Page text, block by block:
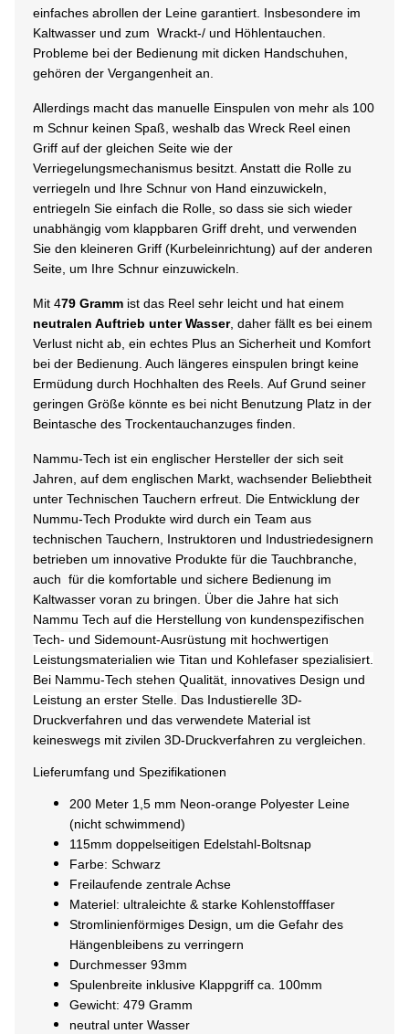
einfaches abrollen der Leine garantiert. Insbesondere im
Kaltwasser und zum Wrackt-/ und Höhlentauchen
Probleme bei der Bedienung mit dicken Handschuhen,
gehören der Vergangenheit an.
Allerdings macht das manuelle Einspulen von mehr als 100
m Schnur keinen Spaß, weshalb das Wreck Reel einen
Griff auf der gleichen Seite wie der
Verriegelungsmechanismus besitzt. Anstatt die Rolle zu
verriegeln und Ihre Schnur von Hand einzuwickeln,
entriegeln Sie einfach die Rolle, so dass sie sich wieder
unabhängig vom klappbaren Griff dreht, und verwenden
Sie den kleineren Griff (Kurbeleinrichtung) auf der anderen
Seite, um Ihre Schnur einzuwickeln.
Mit 479 Gramm ist das Reel sehr leicht und hat einem
neutralen Auftrieb unter Wasser, daher fällt es bei einem
Verlust nicht ab, ein echtes Plus an Sicherheit und Komfort
bei der Bedienung. Auch längeres einspulen bringt keine
Ermüdung durch Hochhalten des Reels. Auf Grund seiner
geringen Größe könnte es bei nicht Benutzung Platz in der
Beintasche des Trockentauchanzuges finden.
Nammu-Tech ist ein englischer Hersteller der sich seit
Jahren, auf dem englischen Markt, wachsender Beliebtheit
unter Technischen Tauchern erfreut. Die Entwicklung der
Nummu-Tech Produkte wird durch ein Team aus
technischen Tauchern, Instruktoren und Industriedesignern
betrieben um innovative Produkte für die Tauchbranche,
auch für die komfortable und sichere Bedienung im
Kaltwasser voran zu bringen. Über die Jahre hat sich
Nammu Tech auf die Herstellung von kundenspezifischen
Tech- und Sidemount-Ausrüstung mit hochwertigen
Leistungsmaterialien wie Titan und Kohlefaser spezialisiert.
Bei Nammu-Tech stehen Qualität, innovatives Design und
Leistung an erster Stelle. Das Industierelle 3D-
Druckverfahren und das verwendete Material ist
keineswegs mit zivilen 3D-Druckverfahren zu vergleichen.
Lieferumfang und Spezifikationen
200 Meter 1,5 mm Neon-orange Polyester Leine
(nicht schwimmend)
115mm doppelseitigen Edelstahl-Boltsnap
Farbe: Schwarz
Freilaufende zentrale Achse
Materiel: ultraleichte & starke Kohlenstofffaser
Stromlinienförmiges Design, um die Gefahr des
Hängenbleibens zu verringern
Durchmesser 93mm
Spulenbreite inklusive Klappgriff ca. 100mm
Gewicht: 479 Gramm
neutral unter Wasser